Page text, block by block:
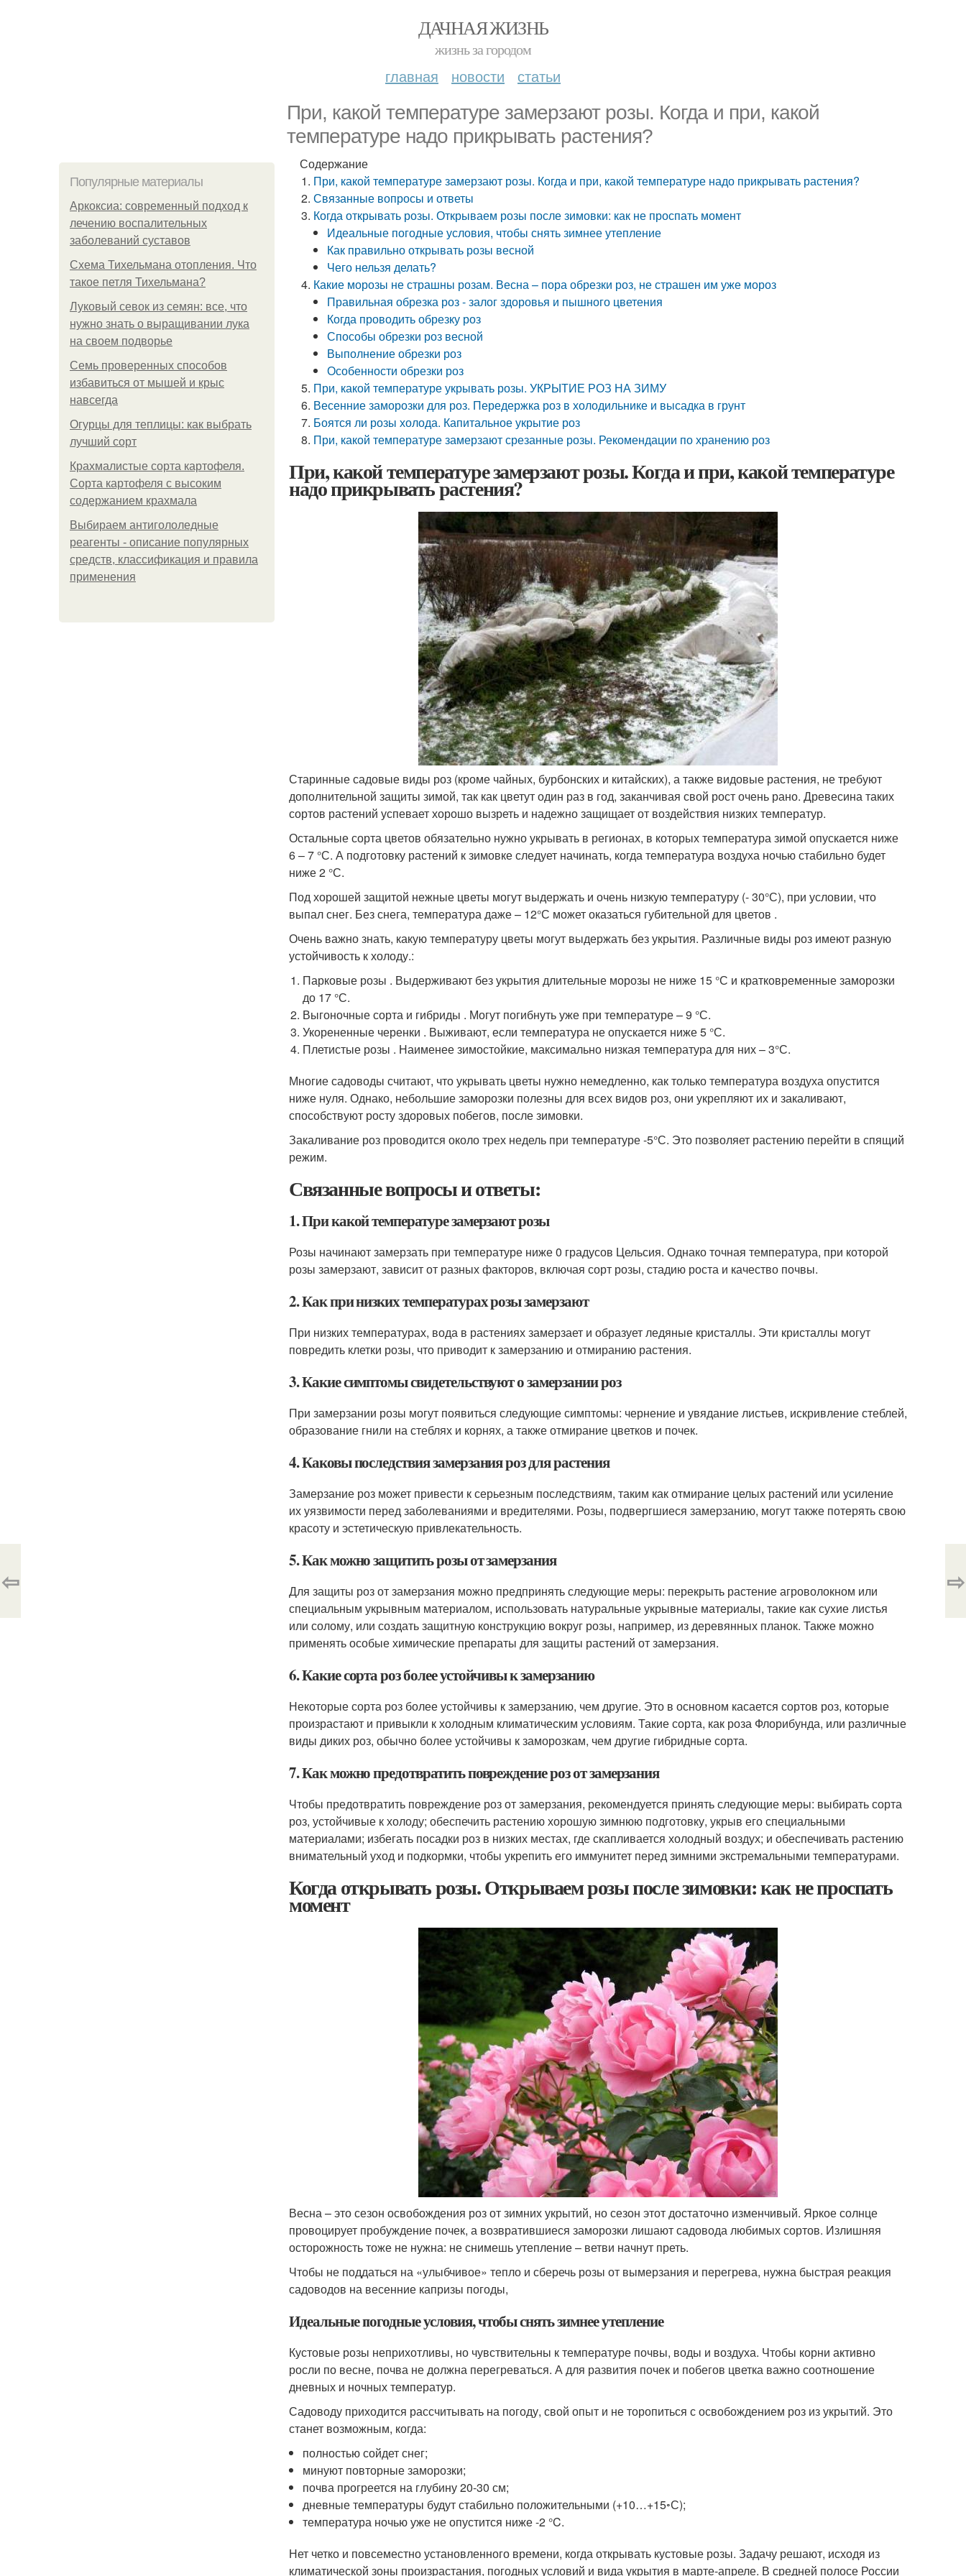
ДАЧНАЯ ЖИЗНЬ
жизнь за городом
главная новости статьи
При, какой температуре замерзают розы. Когда и при, какой
температуре надо прикрывать растения?
Популярные материалы
Аркоксиа: современный подход к
лечению воспалительных
заболеваний суставов
Схема Тихельмана отопления. Что
такое петля Тихельмана?
Луковый севок из семян: все, что
нужно знать о выращивании лука
на своем подворье
Семь проверенных способов
избавиться от мышей и крыс
навсегда
Огурцы для теплицы: как выбрать
лучший сорт
Крахмалистые сорта картофеля.
Сорта картофеля с высоким
содержанием крахмала
Выбираем антигололедные
реагенты - описание популярных
средств, классификация и правила
применения
Содержание
При, какой температуре замерзают розы. Когда и при, какой температуре надо прикрывать растения?
Связанные вопросы и ответы
Когда открывать розы. Открываем розы после зимовки: как не проспать момент
Идеальные погодные условия, чтобы снять зимнее утепление
Как правильно открывать розы весной
Чего нельзя делать?
Какие морозы не страшны розам. Весна – пора обрезки роз, не страшен им уже мороз
Правильная обрезка роз - залог здоровья и пышного цветения
Когда проводить обрезку роз
Способы обрезки роз весной
Выполнение обрезки роз
Особенности обрезки роз
При, какой температуре укрывать розы. УКРЫТИЕ РОЗ НА ЗИМУ
Весенние заморозки для роз. Передержка роз в холодильнике и высадка в грунт
Боятся ли розы холода. Капитальное укрытие роз
При, какой температуре замерзают срезанные розы. Рекомендации по хранению роз
При, какой температуре замерзают розы. Когда и при, какой температуре
надо прикрывать растения?
Старинные садовые виды роз (кроме чайных, бурбонских и китайских), а также видовые растения, не требуют
дополнительной защиты зимой, так как цветут один раз в год, заканчивая свой рост очень рано. Древесина таких
сортов растений успевает хорошо вызреть и надежно защищает от воздействия низких температур.
Остальные сорта цветов обязательно нужно укрывать в регионах, в которых температура зимой опускается ниже
6 – 7 °С. А подготовку растений к зимовке следует начинать, когда температура воздуха ночью стабильно будет
ниже 2 °С.
Под хорошей защитой нежные цветы могут выдержать и очень низкую температуру (- 30°С), при условии, что
выпал снег. Без снега, температура даже – 12°С может оказаться губительной для цветов .
Очень важно знать, какую температуру цветы могут выдержать без укрытия. Различные виды роз имеют разную
устойчивость к холоду.:
Парковые розы . Выдерживают без укрытия длительные морозы не ниже 15 °С и кратковременные заморозки
до 17 °С.
Выгоночные сорта и гибриды . Могут погибнуть уже при температуре – 9 °С.
Укорененные черенки . Выживают, если температура не опускается ниже 5 °С.
Плетистые розы . Наименее зимостойкие, максимально низкая температура для них – 3°С.
Многие садоводы считают, что укрывать цветы нужно немедленно, как только температура воздуха опустится
ниже нуля. Однако, небольшие заморозки полезны для всех видов роз, они укрепляют их и закаливают,
способствуют росту здоровых побегов, после зимовки.
Закаливание роз проводится около трех недель при температуре -5°С. Это позволяет растению перейти в спящий
режим.
Связанные вопросы и ответы:
1. При какой температуре замерзают розы
Розы начинают замерзать при температуре ниже 0 градусов Цельсия. Однако точная температура, при которой
розы замерзают, зависит от разных факторов, включая сорт розы, стадию роста и качество почвы.
2. Как при низких температурах розы замерзают
При низких температурах, вода в растениях замерзает и образует ледяные кристаллы. Эти кристаллы могут
повредить клетки розы, что приводит к замерзанию и отмиранию растения.
3. Какие симптомы свидетельствуют о замерзании роз
При замерзании розы могут появиться следующие симптомы: чернение и увядание листьев, искривление стеблей,
образование гнили на стеблях и корнях, а также отмирание цветков и почек.
4. Каковы последствия замерзания роз для растения
Замерзание роз может привести к серьезным последствиям, таким как отмирание целых растений или усиление
их уязвимости перед заболеваниями и вредителями. Розы, подвергшиеся замерзанию, могут также потерять свою
красоту и эстетическую привлекательность.
5. Как можно защитить розы от замерзания
Для защиты роз от замерзания можно предпринять следующие меры: перекрыть растение агроволокном или
специальным укрывным материалом, использовать натуральные укрывные материалы, такие как сухие листья
или солому, или создать защитную конструкцию вокруг розы, например, из деревянных планок. Также можно
применять особые химические препараты для защиты растений от замерзания.
6. Какие сорта роз более устойчивы к замерзанию
Некоторые сорта роз более устойчивы к замерзанию, чем другие. Это в основном касается сортов роз, которые
произрастают и привыкли к холодным климатическим условиям. Такие сорта, как роза Флорибунда, или различные
виды диких роз, обычно более устойчивы к заморозкам, чем другие гибридные сорта.
7. Как можно предотвратить повреждение роз от замерзания
Чтобы предотвратить повреждение роз от замерзания, рекомендуется принять следующие меры: выбирать сорта
роз, устойчивые к холоду; обеспечить растению хорошую зимнюю подготовку, укрыв его специальными
материалами; избегать посадки роз в низких местах, где скапливается холодный воздух; и обеспечивать растению
внимательный уход и подкормки, чтобы укрепить его иммунитет перед зимними экстремальными температурами.
Когда открывать розы. Открываем розы после зимовки: как не проспать
момент
Весна – это сезон освобождения роз от зимних укрытий, но сезон этот достаточно изменчивый. Яркое солнце
провоцирует пробуждение почек, а возвратившиеся заморозки лишают садовода любимых сортов. Излишняя
осторожность тоже не нужна: не снимешь утепление – ветви начнут преть.
Чтобы не поддаться на «улыбчивое» тепло и сберечь розы от вымерзания и перегрева, нужна быстрая реакция
садоводов на весенние капризы погоды,
Идеальные погодные условия, чтобы снять зимнее утепление
Кустовые розы неприхотливы, но чувствительны к температуре почвы, воды и воздуха. Чтобы корни активно
росли по весне, почва не должна перегреваться. А для развития почек и побегов цветка важно соотношение
дневных и ночных температур.
Садоводу приходится рассчитывать на погоду, свой опыт и не торопиться с освобождением роз из укрытий. Это
станет возможным, когда:
полностью сойдет снег;
минуют повторные заморозки;
почва прогреется на глубину 20-30 см;
дневные температуры будут стабильно положительными (+10…+15◦С);
температура ночью уже не опустится ниже -2 °C.
Нет четко и повсеместно установленного времени, когда открывать кустовые розы. Задачу решают, исходя из
климатической зоны произрастания, погодных условий и вида укрытия в марте-апреле. В средней полосе России
⇦ ⇨